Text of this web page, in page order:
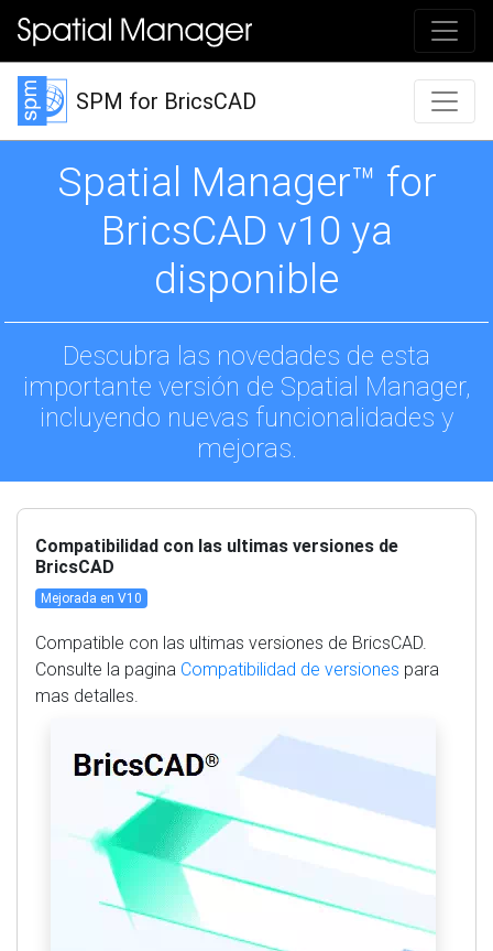
SPM for BricsCAD
Spatial Manager™ for
BricsCAD v10 ya
disponible
Descubra las novedades de esta
importante versión de Spatial Manager,
incluyendo nuevas funcionalidades y
mejoras.
Compatibilidad con las ultimas versiones de
BricsCAD
Mejorada en V10
Compatible con las ultimas versiones de BricsCAD.
Consulte la pagina Compatibilidad de versiones para
mas detalles.